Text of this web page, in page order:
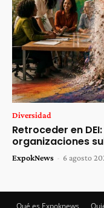
Diversidad
Retroceder en
organizaciones
ExpokNews - 6 agosto